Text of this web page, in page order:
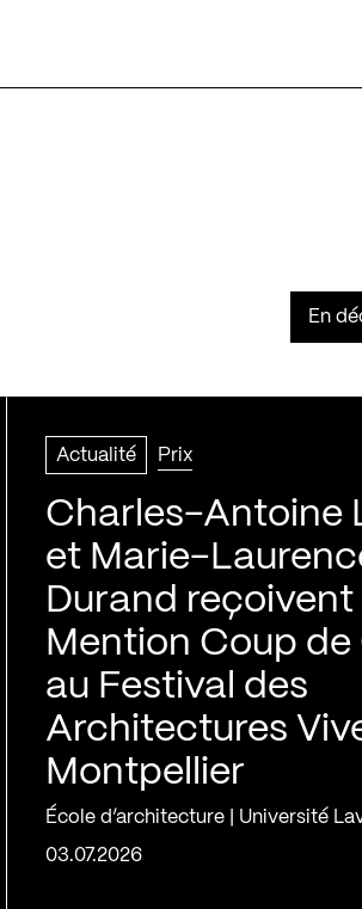
En
Actualité Prix
Charles-Antoine
et Marie-
Durand reçoivent
Mention Coup
au Festival des
Architectures
Montpellier
École d’architecture | Université
03.07.2026